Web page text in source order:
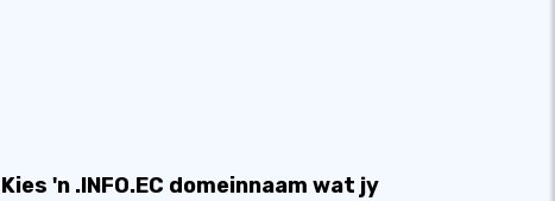
Kies 'n .INFO.EC domeinnaam wat jy